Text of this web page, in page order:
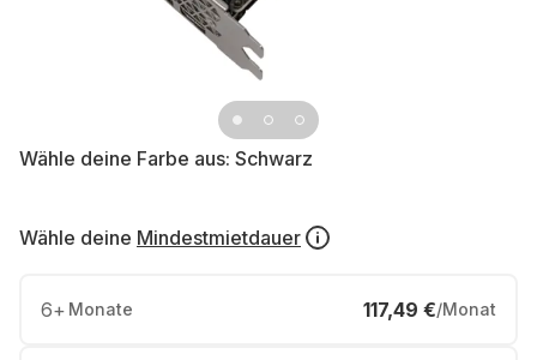
Wähle deine Farbe aus: Schwarz
Wähle deine Mindestmietdauer
6+ Monate 117,49 €/Monat